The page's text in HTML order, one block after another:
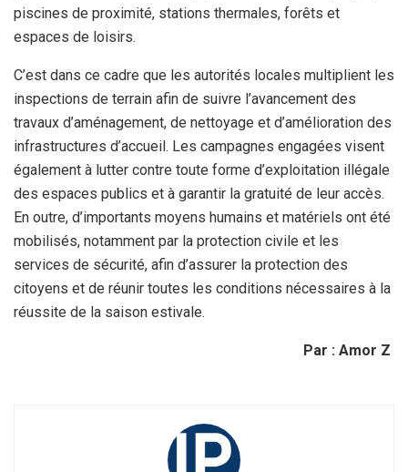
piscines de proximité, stations thermales, forêts et
espaces de loisirs.
C’est dans ce cadre que les autorités locales multiplient les
inspections de terrain afin de suivre l’avancement des
travaux d’aménagement, de nettoyage et d’amélioration des
infrastructures d’accueil. Les campagnes engagées visent
également à lutter contre toute forme d’exploitation illégale
des espaces publics et à garantir la gratuité de leur accès.
En outre, d’importants moyens humains et matériels ont été
mobilisés, notamment par la protection civile et les
services de sécurité, afin d’assurer la protection des
citoyens et de réunir toutes les conditions nécessaires à la
réussite de la saison estivale.
Par : Amor Z